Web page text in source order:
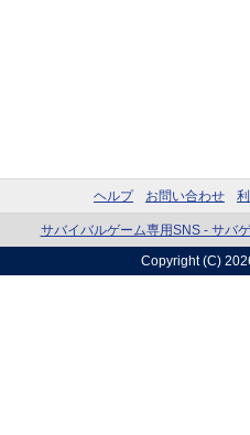
ヘルプ お問い合わせ
サバイバルゲーム専用SNS - サバ
Copyright (C)